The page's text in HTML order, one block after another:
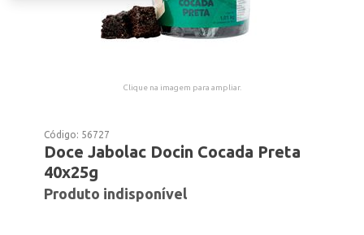
Clique na imagem para ampliar.
Código: 56727
Doce Jabolac Docin Cocada Preta
40x25g
Produto indisponível